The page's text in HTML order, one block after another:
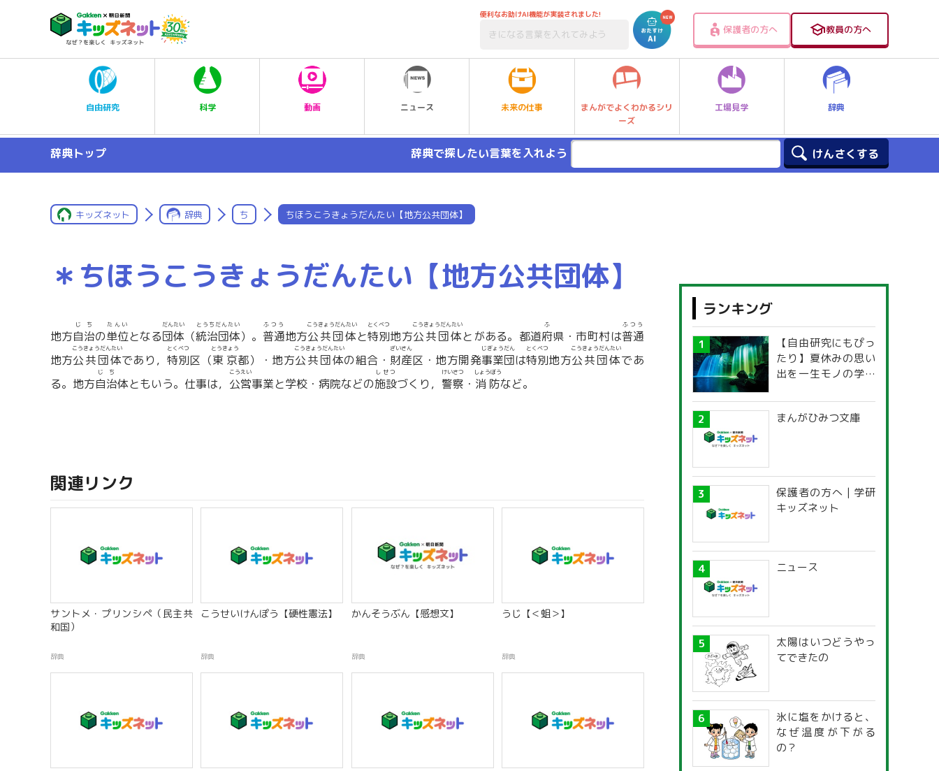
便利なお助けAI機能が実装されました!
保護者の方へ 教員の方へ
自由研究 科学 動画 ニュース 未来の仕事
まんがでよくわかるシリ
ーズ
工場見学 辞典
辞典トップ 辞典で探したい言葉を入れよう
キッズネット 辞典 ち ちほうこうきょうだんたい【地方公共団体】
＊ちほうこうきょうだんたい【地方公共団体】
地方自治
じち
の単位
たんい
となる団体
だんたい
（統治団体
とうちだんたい
）。 普通
ふつう
地方公共団体
こうきょうだんたい
と特別
とくべつ
地方公共団体
こうきょうだんたい
とがある。都道府
ふ
県・市町村は普通
ふつう
地方公共団体
こうきょうだんたい
であり， 特別
とくべつ
区（東京
とうきょう
都）・地方公共団体
こうきょうだんたい
の組合・ 財産
ざいさん
区・地方開発事業団
じぎょうだん
は特別
とくべつ
地方公共団体
こうきょうだんたい
であ
る。地方自治
じち
体ともいう。仕事は， 公営
こうえい
事業と学校・病院などの施設
しせつ
づくり， 警察
けいさつ
・ 消防
しょうぼう
など。
関連リンク
サントメ・プリンシペ（民主共
和国）
辞典
こうせいけんぽう【硬性憲法】
辞典
かんそうぶん【感想文】
辞典
うじ【＜蛆＞】
辞典
ランキング
【自由研究にもぴっ
たり】夏休みの思い
出を一生モノの学び
探究ガイド
まんがひみつ文庫
保護者の方へ | 学研
キッズネット
ニュース
太陽はいつどうやっ
てできたの
氷に塩をかけると、
なぜ温度が下がる
の？